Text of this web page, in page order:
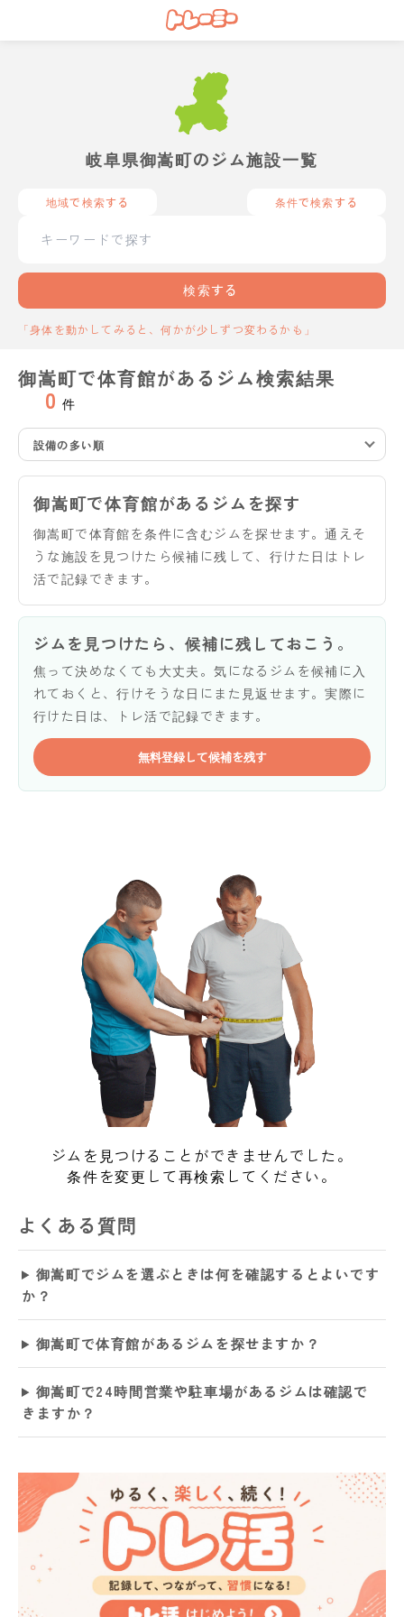
岐阜県御嵩町のジム施設一覧
地域で検索する 条件で検索する
検索する
「身体を動かしてみると、何かが少しずつ変わるかも」
御嵩町で体育館があるジム検索結果
0 件
設備の多い順
御嵩町で体育館があるジムを探す
御嵩町で体育館を条件に含むジムを探せます。通えそ
うな施設を見つけたら候補に残して、行けた日はトレ
活で記録できます。
ジムを見つけたら、候補に残しておこう。
焦って決めなくても大丈夫。気になるジムを候補に入
れておくと、行けそうな日にまた見返せます。実際に
行けた日は、トレ活で記録できます。
無料登録して候補を残す
ジムを見つけることができませんでした。
条件を変更して再検索してください。
よくある質問
御嵩町でジムを選ぶときは何を確認するとよいです
か？
御嵩町で体育館があるジムを探せますか？
御嵩町で24時間営業や駐車場があるジムは確認で
きますか？